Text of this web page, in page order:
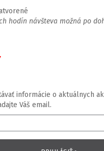
hodín návšteva možná po
informácie o aktuálnych
Váš email.